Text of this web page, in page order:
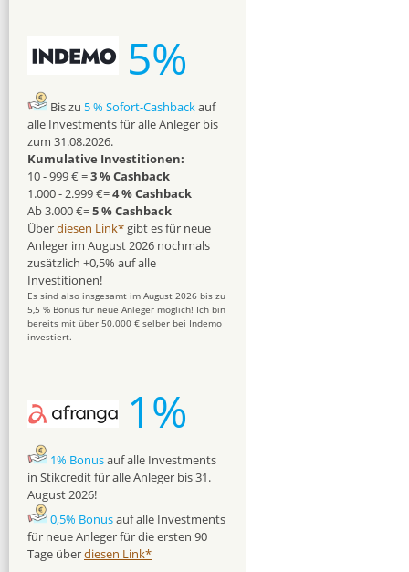
5%
Bis zu 5 % Sofort-Cashbackauf
alle Investments für alle Anleger bis
zum 31.08.2026.
Kumulative Investitionen:
10 - 999 € =3 % Cashback
1.000 - 2.999 €=4 % Cashback
Ab 3.000 €=5 % Cashback
Überdiesen Link* gibt es für neue
Anleger im August 2026 nochmals
zusätzlich +0,5% auf alle
Investitionen!
Es sind also insgesamt im August 2026 bis zu
5,5 % Bonus für neue Anleger möglich! Ich bin
bereits mit über 50.000 € selber bei Indemo
investiert.
1%
1% Bonusauf alle Investments
in Stikcredit für alle Anleger bis 31.
August 2026!
0,5% Bonusauf alle Investments
für neue Anleger für die ersten 90
Tage überdiesen Link*